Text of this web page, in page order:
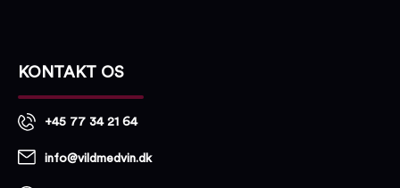
KONTAKT OS
+45 77 34 21 64
info@vildmedvin.dk